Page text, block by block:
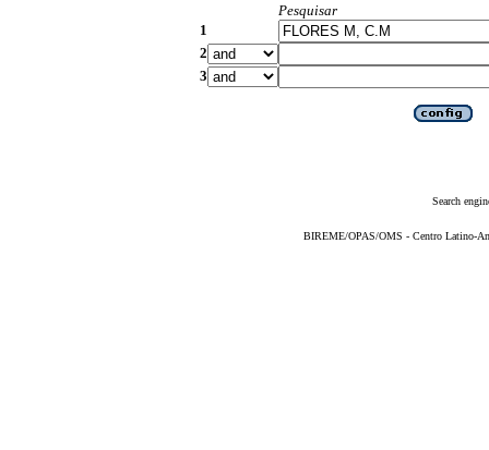
Pesquisar
1
2
3
Search
BIREME/OPAS/OMS - Centro Latino-